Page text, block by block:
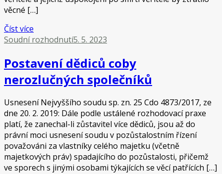
věcné […]
Číst více
Soudní rozhodnutí5. 5. 2023
Postavení dědiců coby
nerozlučných společníků
Usnesení Nejvyššího soudu sp. zn. 25 Cdo 4873/2017, ze
dne 20. 2. 2019: Dále podle ustálené rozhodovací praxe
platí, že zanechal-li zůstavitel více dědiců, jsou až do
právní moci usnesení soudu v pozůstalostním řízení
považováni za vlastníky celého majetku (včetně
majetkových práv) spadajícího do pozůstalosti, přičemž
ve sporech s jinými osobami týkajících se věcí patřících […]